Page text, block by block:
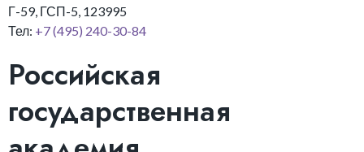
Г-59, ГСП-5, 123995
Тел: +7 (495) 240-30-84
Российская
государственная